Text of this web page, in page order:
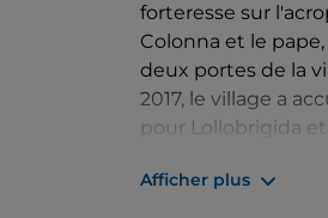
forteresse sur
Colonna et le
deux portes de la
2017, le village a
pour Lollobrigida et
sentinelle Slow
Afficher plus